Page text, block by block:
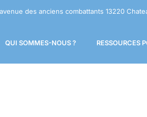
des anciens combattants 13220
QUI SOMMES-NOUS ? RESSOURCES